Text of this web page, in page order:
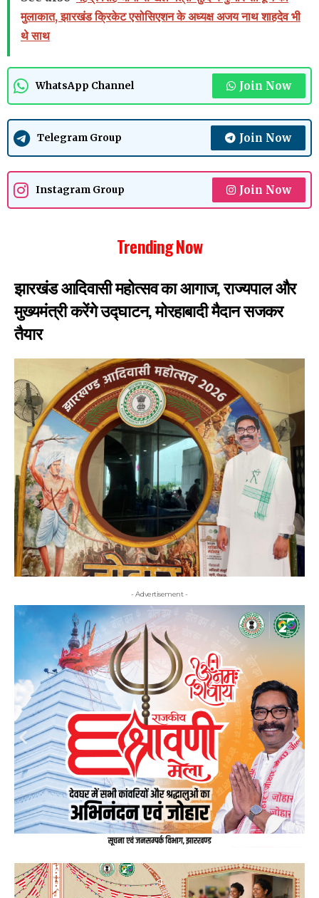
मुलाकात, झारखंड क्रिकेट एसोसिएशन के अध्यक्ष अजय नाथ शाहदेव भी
थे साथ
WhatsApp Channel Join Now
Telegram Group Join Now
Instagram Group Join Now
Trending Now
झारखंड आदिवासी महोत्सव का आगाज, राज्यपाल और
मुख्यमंत्री करेंगे उद्घाटन, मोरहाबादी मैदान सजकर
तैयार
- Advertisement -